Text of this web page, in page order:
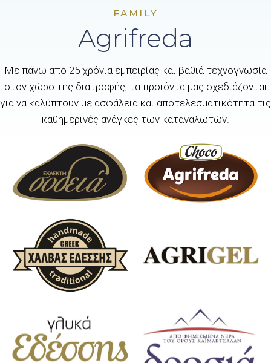
FAMILY
Agrifreda
Με πάνω από 25 χρόνια εμπειρίας και βαθιά τεχνογνωσία
στον χώρο της διατροφής, τα προϊόντα μας σχεδιάζονται
για να καλύπτουν με ασφάλεια και αποτελεσματικότητα τις
καθημερινές ανάγκες των καταναλωτών.